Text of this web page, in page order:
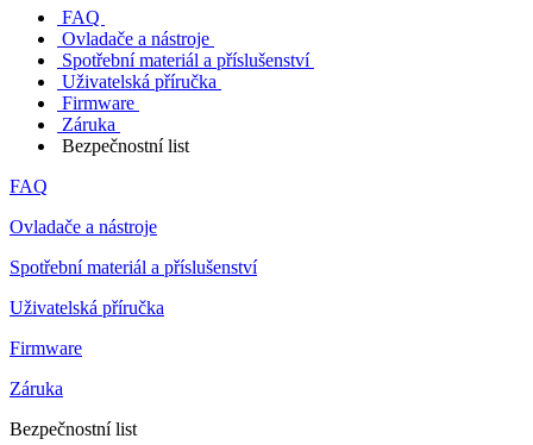
FAQ
Ovladače a nástroje
Spotřební materiál a příslušenství
Uživatelská příručka
Firmware
Záruka
Bezpečnostní list
FAQ
Ovladače a nástroje
Spotřební materiál a příslušenství
Uživatelská příručka
Firmware
Záruka
Bezpečnostní list